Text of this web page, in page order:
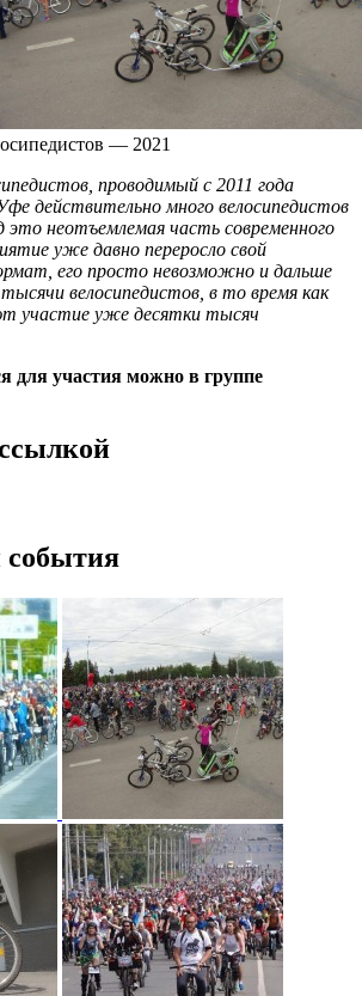
— 2021
проводимый с 2011 года
действительно много велосипедистов
это неотъемлемая часть современного
уже давно переросло свой
его просто невозможно и дальше
велосипедистов, в то время как
участие уже десятки тысяч
для участия можно в группе